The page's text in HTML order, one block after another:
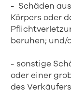
- Schäden
Körpers oder
beruhen; und/
- sonstige
oder einer
des